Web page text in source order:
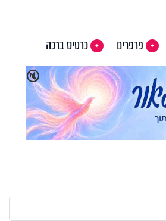
פרפרים
כרטיס ברכה
🔇